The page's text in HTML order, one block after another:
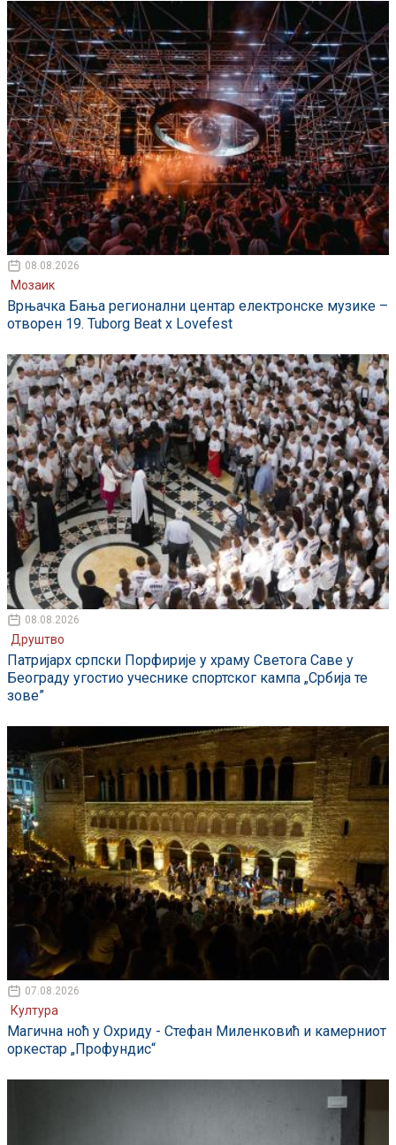
08.08.2026
Мозаик
Врњачка Бања регионални центар електронске музике –
отворен 19. Tuborg Beat x Lovefest
08.08.2026
Друштво
Патријарх српски Порфирије у храму Светога Саве у
Београду угостио учеснике спортског кампа „Србија те
зове”
07.08.2026
Култура
Магична ноћ у Охриду - Стефан Миленковић и камерниот
оркестар „Профундис“